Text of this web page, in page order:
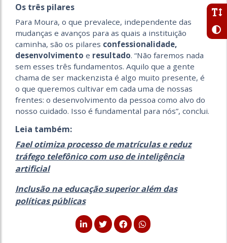
Os três pilares
Para Moura, o que prevalece, independente das
mudanças e avanços para as quais a instituição
caminha, são os pilares confessionalidade,
desenvolvimento e resultado. “Não faremos nada
sem esses três fundamentos. Aquilo que a gente
chama de ser mackenzista é algo muito presente, é
o que queremos cultivar em cada uma de nossas
frentes: o desenvolvimento da pessoa como alvo do
nosso cuidado. Isso é fundamental para nós”, conclui.
Leia também:
Fael otimiza processo de matrículas e reduz
tráfego telefônico com uso de inteligência
artificial
Inclusão na educação superior além das
políticas públicas